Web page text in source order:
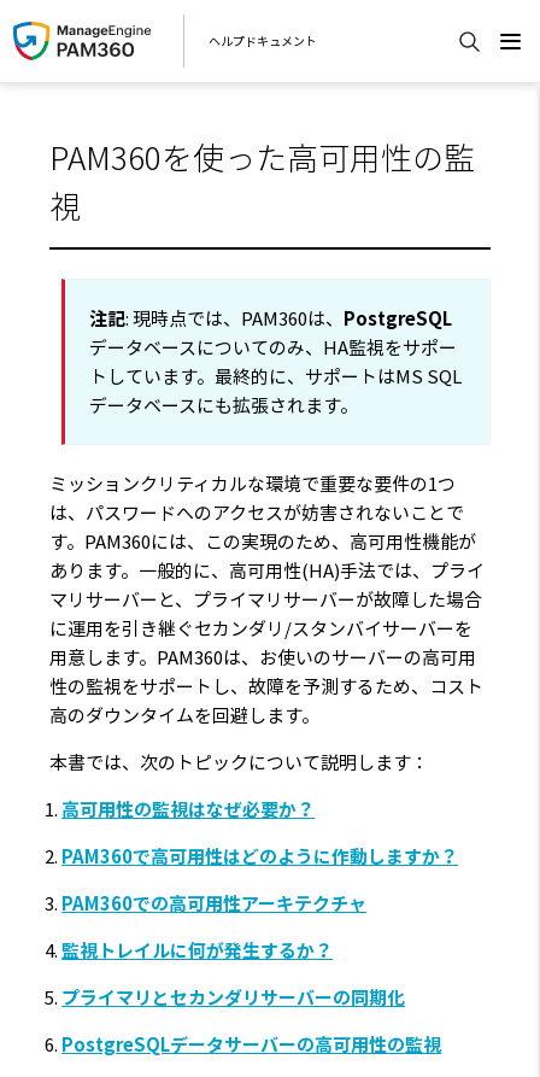
ヘルプドキュメント
PAM360を使った高可用性の監
視
注記: 現時点では、PAM360は、 PostgreSQL
データベースについてのみ、HA監視をサポー
トしています。最終的に、サポートはMS SQL
データベースにも拡張されます。
ミッションクリティカルな環境で重要な要件の1つ
は、パスワードへのアクセスが妨害されないことで
す。PAM360には、この実現のため、高可用性機能が
あります。一般的に、高可用性(HA)手法では、プライ
マリサーバーと、プライマリサーバーが故障した場合
に運用を引き継ぐセカンダリ/スタンバイサーバーを
用意します。PAM360は、お使いのサーバーの高可用
性の監視をサポートし、故障を予測するため、コスト
高のダウンタイムを回避します。
本書では、次のトピックについて説明します：
高可用性の監視はなぜ必要か？
PAM360で高可用性はどのように作動しますか？
PAM360での高可用性アーキテクチャ
監視トレイルに何が発生するか？
プライマリとセカンダリサーバーの同期化
PostgreSQLデータサーバーの高可用性の監視